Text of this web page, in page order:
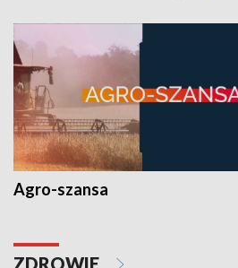
Agro-szansa